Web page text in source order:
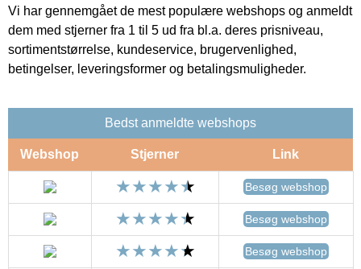
Vi har gennemgået de mest populære webshops og anmeldt
dem med stjerner fra 1 til 5 ud fra bl.a. deres prisniveau,
sortimentstørrelse, kundeservice, brugervenlighed,
betingelser, leveringsformer og betalingsmuligheder.
Bedst anmeldte webshops
Webshop Stjerner Link
Besøg webshop
Besøg webshop
Besøg webshop